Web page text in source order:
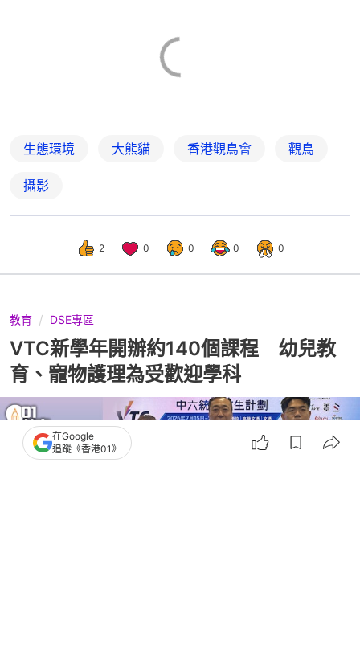
生態環境 大熊貓 香港觀鳥會 觀鳥
攝影
2 0 0 0 0
教育 DSE專區
VTC新學年開辦約140個課程 幼兒教
育、寵物護理為受歡迎學科
在Google
追蹤《香港01》